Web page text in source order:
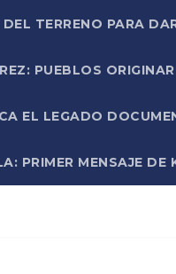
TERRENO PARA
PUEBLOS
EL LEGADO
PRIMER MENSAJE DE